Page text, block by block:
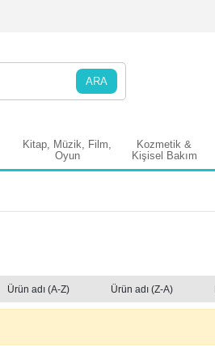
ARA
Kitap, Müzik, Film,
Oyun
Kozmetik &
Kişisel Bakım
Ürün adı (A-Z) Ürün adı (Z-A)